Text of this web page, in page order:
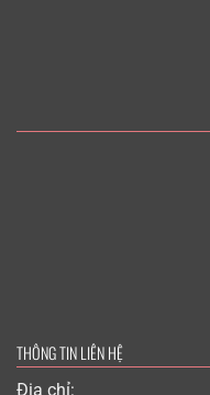
THÔNG TIN LIÊN HỆ
Địa chỉ: